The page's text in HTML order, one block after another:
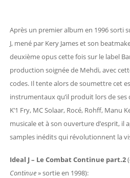
Après un premier album en 1996 sorti
J, mené par Kery James et son
deuxième opus cette fois sur le label
production soignée de Mehdi, avec
codes. Il tente alors de soumettre cet
instrumentaux qu’il produit lors de
K’1 Fry, MC Solaar, Rocé, Rohff, Manu
musicale et à son ouverture d’esprit, il
samples inédits qui révolutionnent la
Ideal J – Le Combat Continue part.2
Continue» sortie en 1998):